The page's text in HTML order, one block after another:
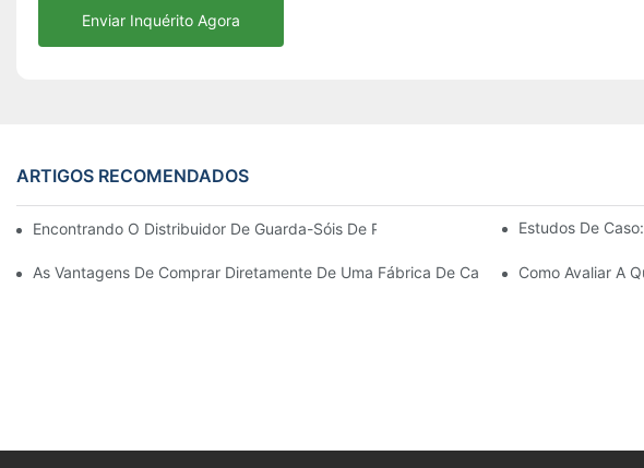
Enviar Inquérito Agora
ARTIGOS RECOMENDADOS
Encontrando O Distribuidor De Guarda-Sóis De Praia Ideal Para As Necessidades Do
Estudos De
As Vantagens De Comprar Diretamente De Uma Fábrica De Cadeiras De Descanso
Como Avaliar A